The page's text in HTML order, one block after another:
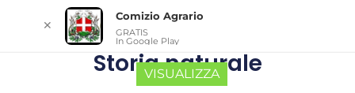
Storia naturale
✕
Comizio Agrario
GRATIS
In Google Play
VISUALIZZA